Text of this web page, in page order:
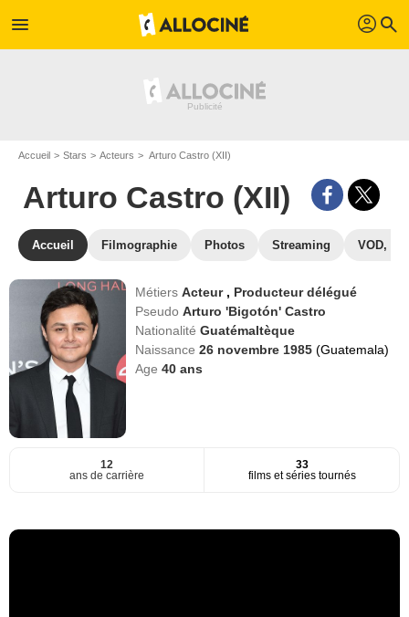
menu profil search
Accueil Stars Acteurs Arturo Castro (XII)
Arturo Castro (XII)
Accueil Filmographie Photos Streaming VOD,
MétiersActeur , Producteur délégué
PseudoArturo 'Bigotón' Castro
NationalitéGuatémaltèque
Naissance26 novembre 1985(Guatemala)
Age40 ans
12
ans de carrière
33
films et séries tournés